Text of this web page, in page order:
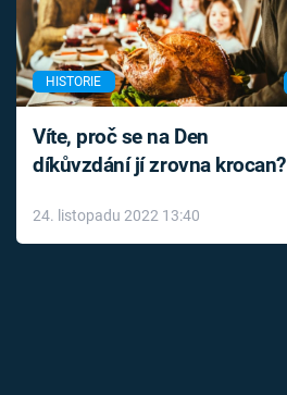
HISTORIE
Víte, proč se na Den
díkůvzdání jí zrovna krocan?
24. listopadu 2022 13:40